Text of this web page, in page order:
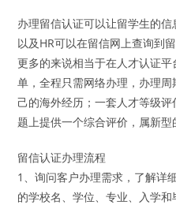
办理留信认证可以让留学生的
以及HR可以在留信网上查询到
更多的来说相当于在人才认证
单，全程只需网络办理，办理
己的海外经历；一套人才等级
题上提供一个综合评价，属新型
留信认证办理流程
1、询问客户办理需求，了解详
的学校名、学位、专业、入学和